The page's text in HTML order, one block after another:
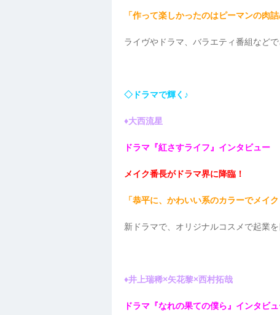
「作って楽しかったのはピーマンの肉詰
ライヴやドラマ、バラエティ番組など
◇ドラマで輝く♪
♦大西流星
ドラマ『紅さすライフ』インタビュー
メイク番長がドラマ界に降臨！
「恭平に、かわいい系のカラーでメイク
新ドラマで、オリジナルコスメで起業
♦井上瑞稀×矢花黎×西村拓哉
ドラマ『なれの果ての僕ら』インタビ